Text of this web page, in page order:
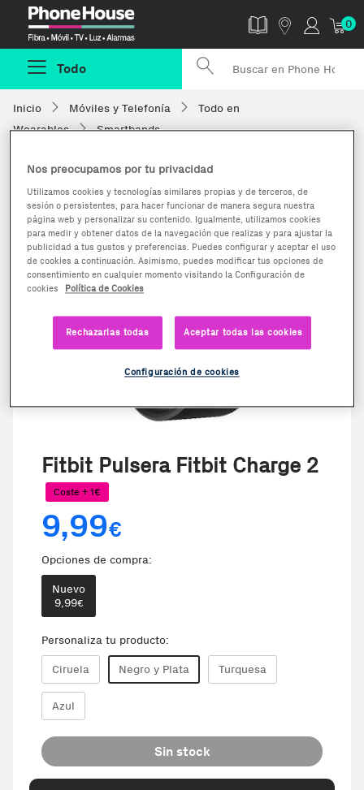
0
Todo
Inicio Móviles y Telefonía
Todo en
Wearables
Smartbands
Fitbit Pulsera Fitbit Charge 2
Coste + 1€
9,99€
Opciones de compra:
Nuevo
9,99€
Personaliza tu producto:
Ciruela Negro y Plata Turquesa
Azul
Sin stock
Nos preocupamos por tu privacidad
Utilizamos cookies y tecnologías similares propias y de terceros, de
sesión o persistentes, para hacer funcionar de manera segura nuestra
página web y personalizar su contenido. Igualmente, utilizamos cookies
para medir y obtener datos de la navegación que realizas y para ajustar la
publicidad a tus gustos y preferencias. Puedes configurar y aceptar el uso
de cookies a continuación. Asimismo, puedes modificar tus opciones de
consentimiento en cualquier momento visitando la Configuración de
cookies
Política de Cookies
Rechazarlas todas Aceptar todas las cookies
Configuración de cookies